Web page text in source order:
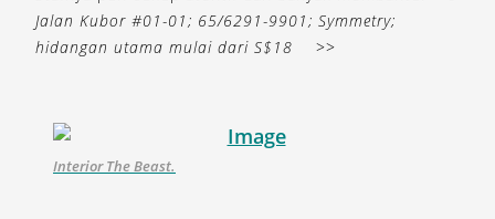
Jalan Kubor #01-01; 65/6291-9901; Symmetry;
hidangan utama mulai dari S$18
>>
Interior The Beast.